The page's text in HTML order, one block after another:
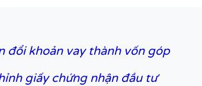
đổi khoản vay thành vốn góp
giấy chứng nhận đầu tư